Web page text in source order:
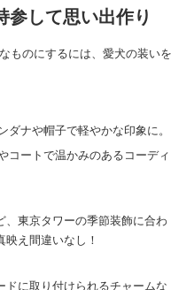
参して思い出作り
ものにするには、愛犬の装いを
ダナや帽子で軽やかな印象に。
コートで温かみのあるコーディ
東京タワーの季節装飾に合わ
え間違いなし！
に取り付けられるチャームな